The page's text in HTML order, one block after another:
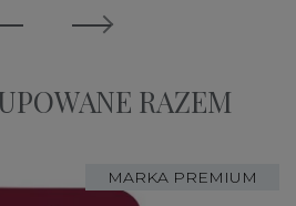
RAZEM
MARKA PREMIUM